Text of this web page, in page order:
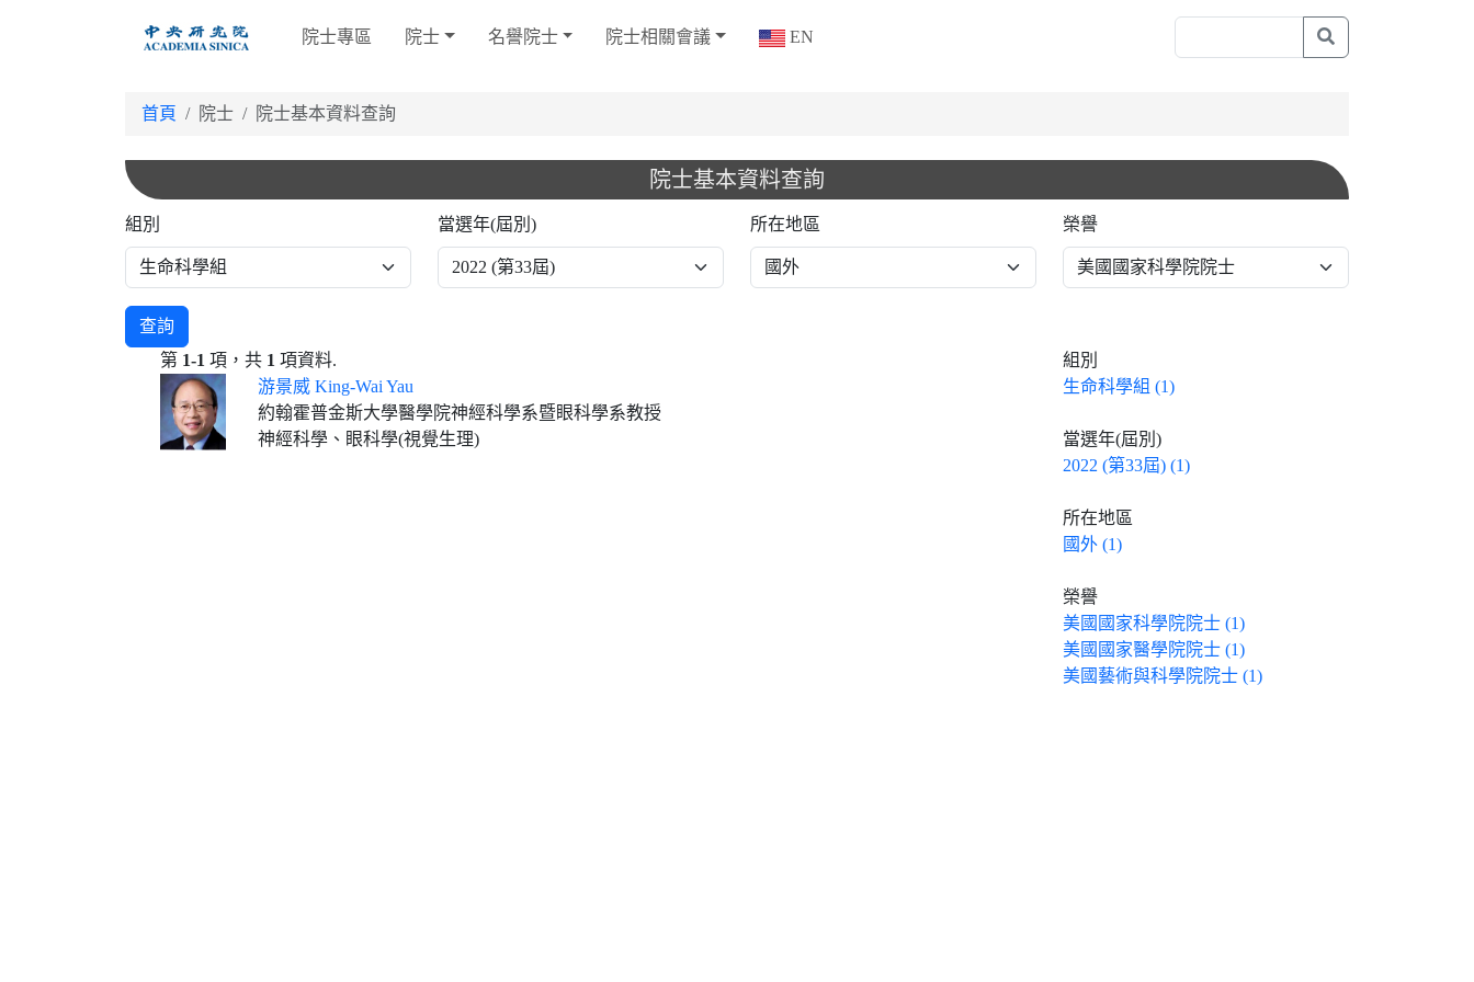
院士專區 院士 名譽院士 院士相關會議 EN
首頁 院士 院士基本資料查詢
院士基本資料查詢
組別 當選年(屆別) 所在地區 榮譽
查詢
第 1-1 項，共 1 項資料.
游景威 King-Wai Yau
約翰霍普金斯大學醫學院神經科學系暨眼科學系教授
神經科學、眼科學(視覺生理)
組別
生命科學組 (1)
當選年(屆別)
2022 (第33屆) (1)
所在地區
國外 (1)
榮譽
美國國家科學院院士 (1)
美國國家醫學院院士 (1)
美國藝術與科學院院士 (1)